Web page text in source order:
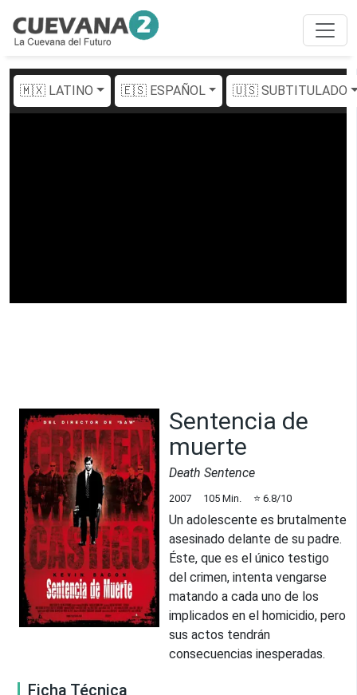
🇲🇽 LATINO 🇪🇸 ESPAÑOL 🇺🇸 SUBTITULADO
Sentencia de
muerte
Death Sentence
2007 105 Min. ⭐ 6.8/10
Un adolescente es brutalmente
asesinado delante de su padre.
Éste, que es el único testigo
del crimen, intenta vengarse
matando a cada uno de los
implicados en el homicidio, pero
sus actos tendrán
consecuencias inesperadas.
Ficha Técnica